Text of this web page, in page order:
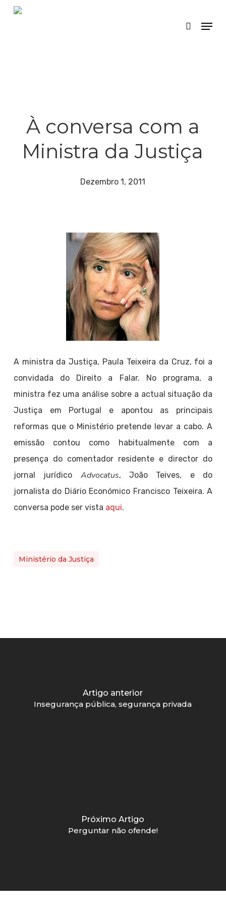
Skip
search
Menu
À conversa com a
Ministra da Justiça
Dezembro 1, 2011
A ministra da Justiça, Paula Teixeira da Cruz, foi a
convidada do Direito a Falar. No programa, a
ministra fez uma análise sobre a actual situação da
Justiça em Portugal e apontou as principais
reformas que o Ministério pretende levar a cabo. A
emissão contou como habitualmente com a
presença do comentador residente e director do
jornal jurídico Advocatus, João Teives, e do
jornalista do Diário Económico Francisco Teixeira. A
conversa pode ser vista aqui.
Ministério da Justiça
Artigo anterior
Insegurança pública, segurança privada
Próximo Artigo
Perguntar não ofende!